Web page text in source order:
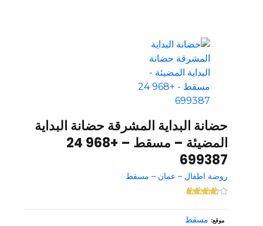
حضانة البداية المشرقة حضانة البداية
المضيئة – مسقط – +968 24
699387
روضة اطفال – عمان – مسقط
موقع مسقط